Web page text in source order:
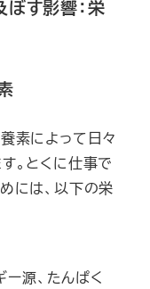
す影響：栄
素によって日々
。とくに仕事で
には、以下の栄
源、たんぱく